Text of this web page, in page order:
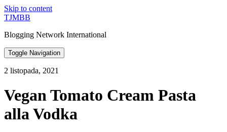
Skip to content
TJMBB
Blogging Network International
Toggle Navigation
2 listopada, 2021
Vegan Tomato Cream Pasta
alla Vodka